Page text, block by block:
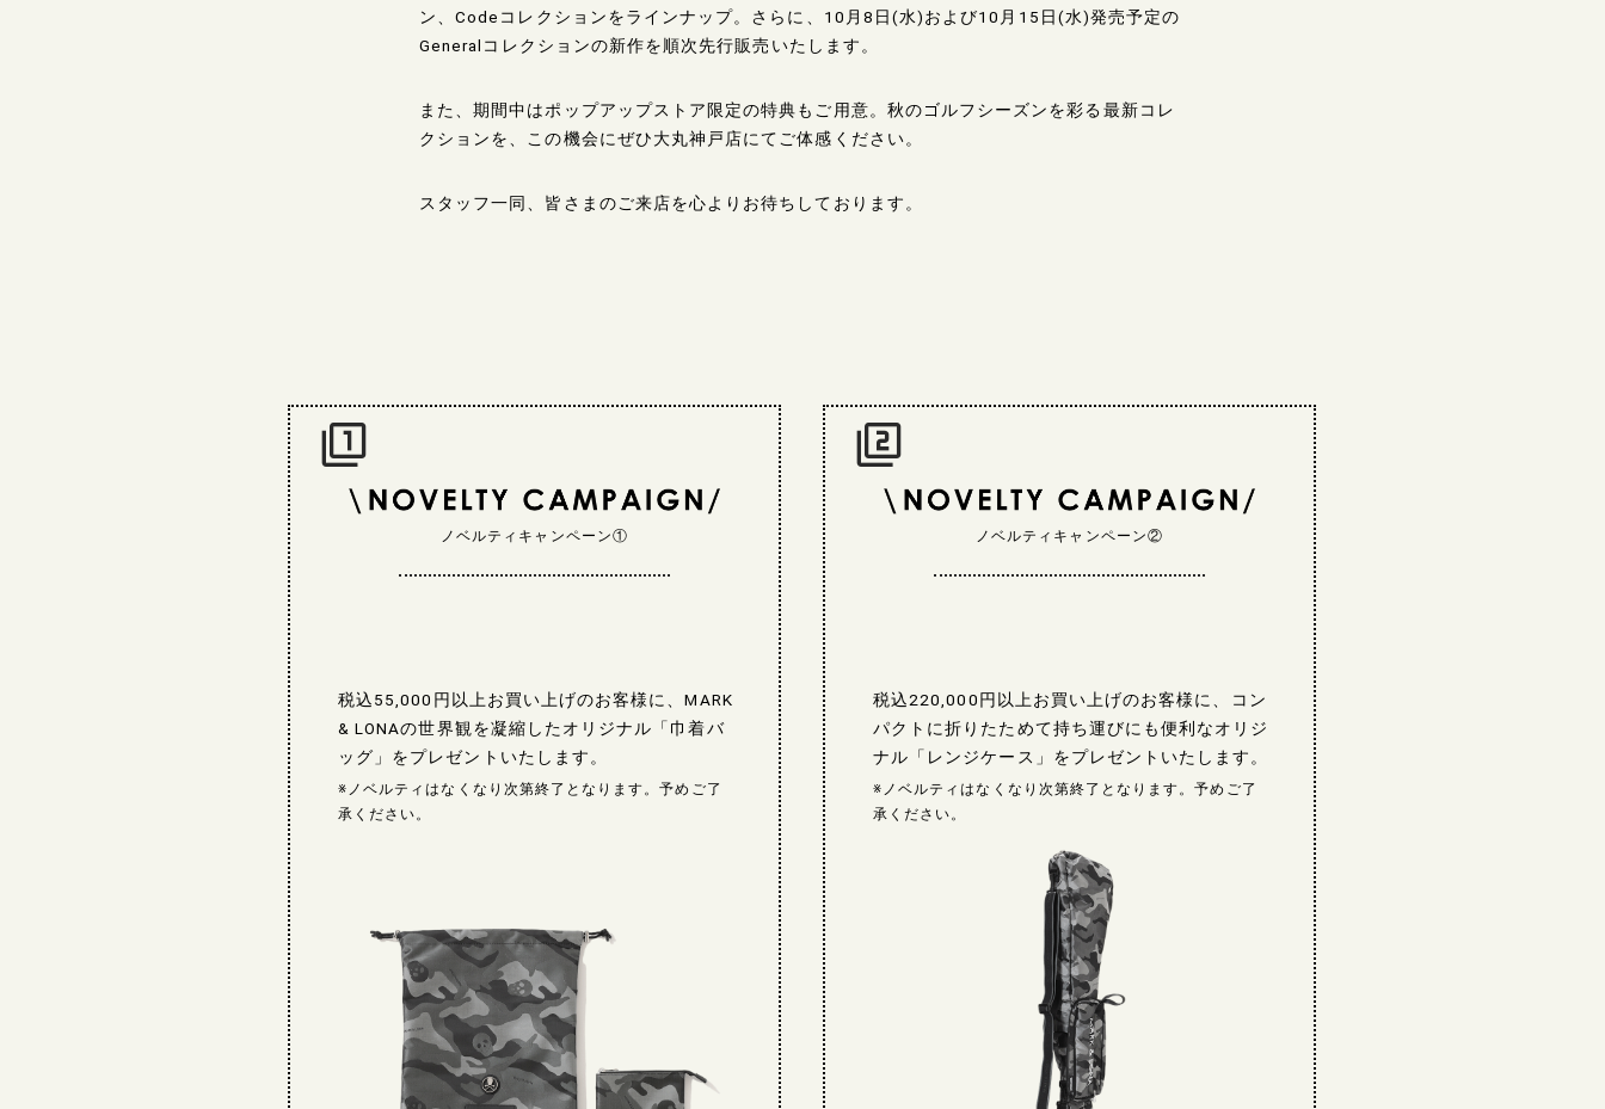
ン、Codeコレクションをラインナップ。さらに、10月8日(水)および10月15日(水)発売予定の
Generalコレクションの新作を順次先行販売いたします。
また、期間中はポップアップストア限定の特典もご用意。秋のゴルフシーズンを彩る最新コレ
クションを、この機会にぜひ大丸神戸店にてご体感ください。
スタッフ一同、皆さまのご来店を心よりお待ちしております。
ノベルティキャンペーン①
税込55,000円以上お買い上げのお客様に、MARK
& LONAの世界観を凝縮したオリジナル「巾着バ
ッグ」をプレゼントいたします。
※ノベルティはなくなり次第終了となります。予めご了
承ください。
ノベルティキャンペーン②
税込220,000円以上お買い上げのお客様に、コン
パクトに折りたためて持ち運びにも便利なオリジ
ナル「レンジケース」をプレゼントいたします。
※ノベルティはなくなり次第終了となります。予めご了
承ください。